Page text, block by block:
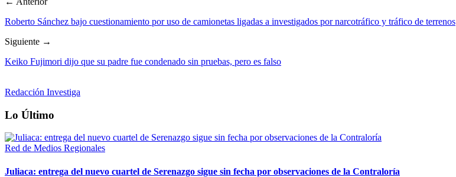
Roberto Sánchez bajo cuestionamiento por uso de camionetas ligadas a investigados por narcotráfico y tráfico de terrenos
Siguiente →
Keiko Fujimori dijo que su padre fue condenado sin pruebas, pero es falso
Redacción Investiga
Lo Último
Red de Medios Regionales
Juliaca: entrega del nuevo cuartel de Serenazgo sigue sin fecha por observaciones de la Contraloría